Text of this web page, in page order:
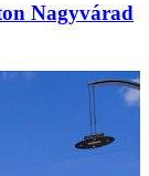
Nagyvárad